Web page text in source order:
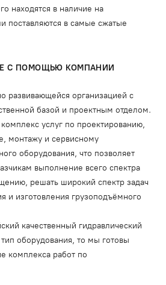
находятся в наличие на
поставляются в самые сжатые
С ПОМОЩЬЮ КОМПАНИИ
развивающейся организацией с
базой и проектным отделом.
услуг по проектированию,
монтажу и сервисному
оборудования, что позволяет
выполнение всего спектра
решать широкий спектр задач
и изготовления грузоподъёмного
качественный гидравлический
оборудования, то мы готовы
комплекса работ по